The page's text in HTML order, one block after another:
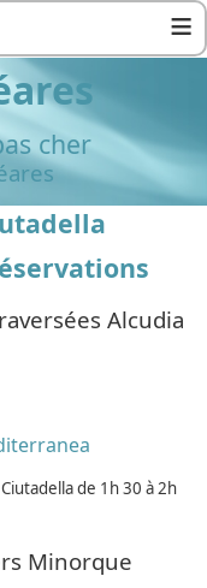
≡
cher
Alcudia
de 1h 30 à 2h
Minorque